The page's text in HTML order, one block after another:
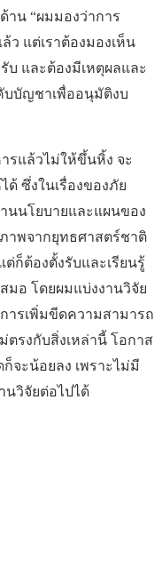
าน “ผมมองว่าการ
ว แต่เราต้องมองเห็น
บ และต้องมีเหตุผลและ
บบัญชาเพื่ออนุมัติงบ
รแล้วไม่ให้ขึ้นหิ้ง จะ
ด้ ซึ่งในเรื่องของภัย
นนโยบายและแผนของ
าพจากยุทธศาสตร์ชาติ
ต่ก็ต้องตั้งรับและเรียนรู้
มอ โดยผมแบ่งงานวิจัย
ารเพิ่มขีดความสามารถ
รงกับสิ่งเหล่านี้ โอกาส
ะน้อยลง เพราะไม่มี
นวิจัยต่อไปได้